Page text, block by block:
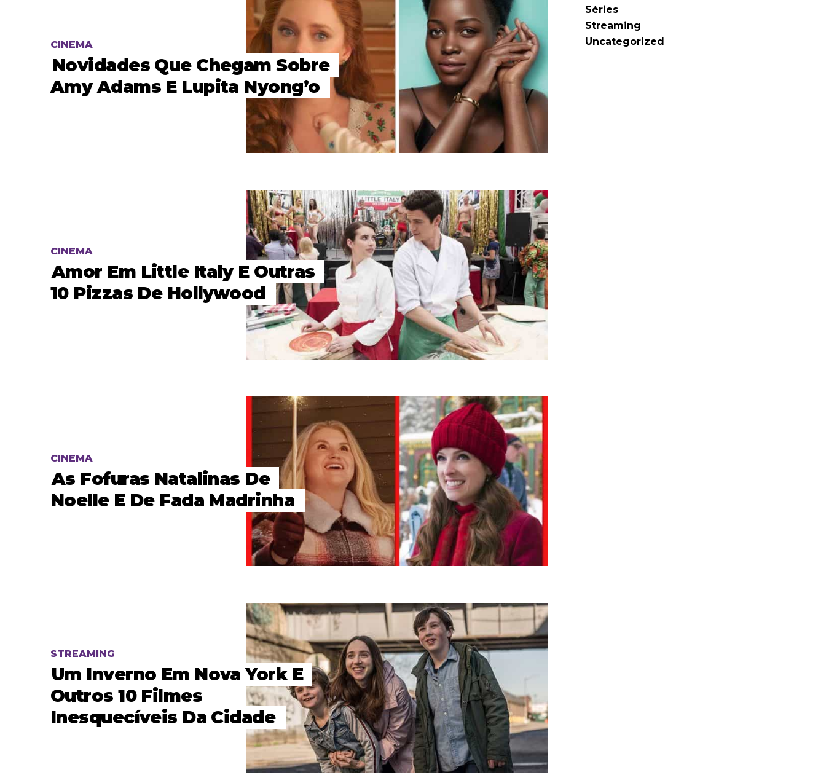
CINEMA
Novidades Que Chegam Sobre
Amy Adams E Lupita Nyong’o
CINEMA
Amor Em Little Italy E Outras
10 Pizzas De Hollywood
CINEMA
As Fofuras Natalinas De
Noelle E De Fada Madrinha
STREAMING
Um Inverno Em Nova York E
Outros 10 Filmes
Inesquecíveis Da Cidade
Séries
Streaming
Uncategorized